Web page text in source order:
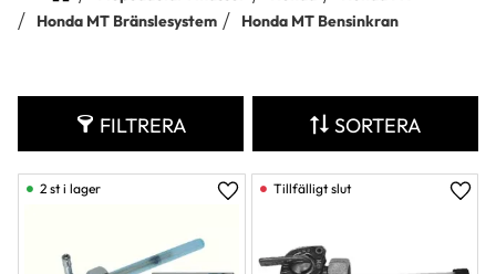
Honda MT Bränslesystem
Honda MT Bensinkran
FILTRERA SORTERA
Lägg till i favoriter
2 st i lager